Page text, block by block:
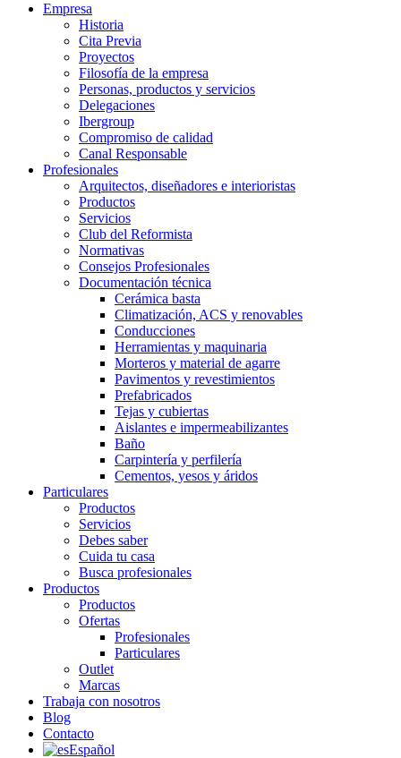
Empresa
Historia
Cita Previa
Proyectos
Filosofía de la empresa
Personas, productos y servicios
Delegaciones
Ibergroup
Compromiso de calidad
Canal Responsable
Profesionales
Arquitectos, diseñadores e interioristas
Productos
Servicios
Club del Reformista
Normativas
Consejos Profesionales
Documentación técnica
Cerámica basta
Climatización, ACS y renovables
Conducciones
Herramientas y maquinaria
Morteros y material de agarre
Pavimentos y revestimientos
Prefabricados
Tejas y cubiertas
Aislantes e impermeabilizantes
Baño
Carpintería y perfilería
Cementos, yesos y áridos
Particulares
Productos
Servicios
Debes saber
Cuida tu casa
Busca profesionales
Productos
Productos
Ofertas
Profesionales
Particulares
Outlet
Marcas
Trabaja con nosotros
Blog
Contacto
Español